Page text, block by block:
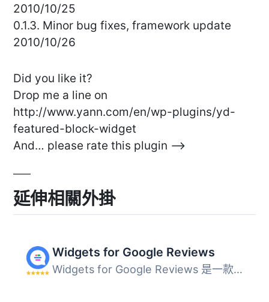
2010/10/25
0.1.3. Minor bug fixes, framework update
2010/10/26
Did you like it?
Drop me a line on
http://www.yann.com/en/wp-plugins/yd-
featured-block-widget
And… please rate this plugin –>
延伸相關外掛
Widgets for Google Reviews
Widgets for Google Reviews 是一款免費的 WordPress 外掛，...